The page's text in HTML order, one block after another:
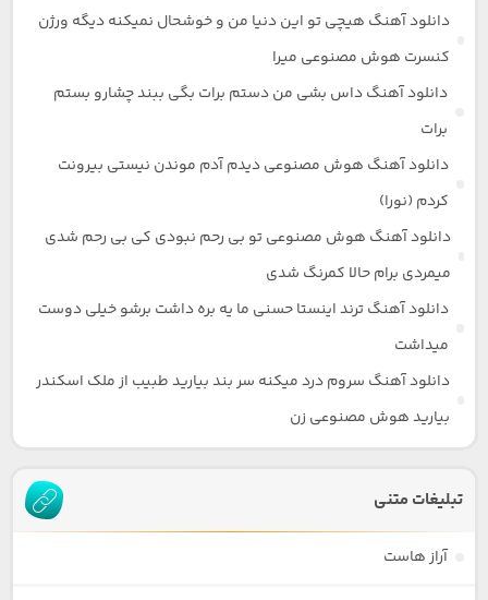
دانلود آهنگ هیچی تو این دنیا من و خوشحال نمیکنه دیگه ورژن
کنسرت هوش مصنوعی میرا
دانلود آهنگ داس بشی من دستم برات بگی ببند چشارو بستم
برات
دانلود آهنگ هوش مصنوعی دیدم آدم موندن نیستی بیرونت
کردم (نورا)
دانلود آهنگ هوش مصنوعی تو بی رحم نبودی کی بی رحم شدی
میمردی برام حالا کمرنگ شدی
دانلود آهنگ ترند اینستا حسنی ما یه بره داشت برشو خیلی دوست
میداشت
دانلود آهنگ سروم درد میکنه سر بند بیارید طبیب از ملک اسکندر
بیارید هوش مصنوعی زن
تبلیغات متنی
آراز هاست